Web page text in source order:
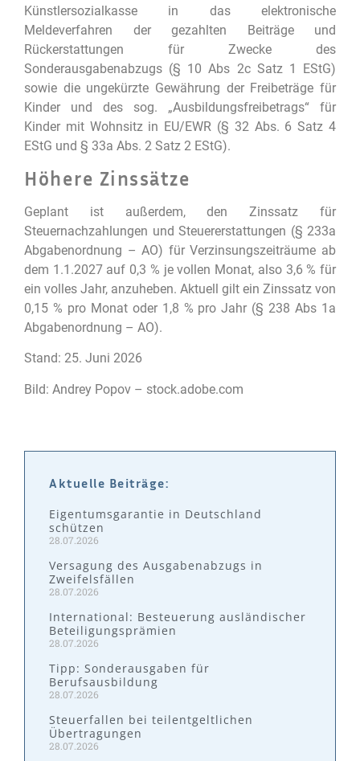
Künstlersozialkasse in das elektronische
Meldeverfahren der gezahlten Beiträge und
Rückerstattungen für Zwecke des
Sonderausgabenabzugs (§ 10 Abs 2c Satz 1 EStG)
sowie die ungekürzte Gewährung der Freibeträge für
Kinder und des sog. „Ausbildungsfreibetrags“ für
Kinder mit Wohnsitz in EU/EWR (§ 32 Abs. 6 Satz 4
EStG und § 33a Abs. 2 Satz 2 EStG).
Höhere Zinssätze
Geplant ist außerdem, den Zinssatz für
Steuernachzahlungen und Steuererstattungen (§ 233a
Abgabenordnung – AO) für Verzinsungszeiträume ab
dem 1.1.2027 auf 0,3 % je vollen Monat, also 3,6 % für
ein volles Jahr, anzuheben. Aktuell gilt ein Zinssatz von
0,15 % pro Monat oder 1,8 % pro Jahr (§ 238 Abs 1a
Abgabenordnung – AO).
Stand: 25. Juni 2026
Bild: Andrey Popov – stock.adobe.com
Aktuelle Beiträge:
Eigentumsgarantie in Deutschland
schützen
28.07.2026
Versagung des Ausgabenabzugs in
Zweifelsfällen
28.07.2026
International: Besteuerung ausländischer
Beteiligungsprämien
28.07.2026
Tipp: Sonderausgaben für
Berufsausbildung
28.07.2026
Steuerfallen bei teilentgeltlichen
Übertragungen
28.07.2026